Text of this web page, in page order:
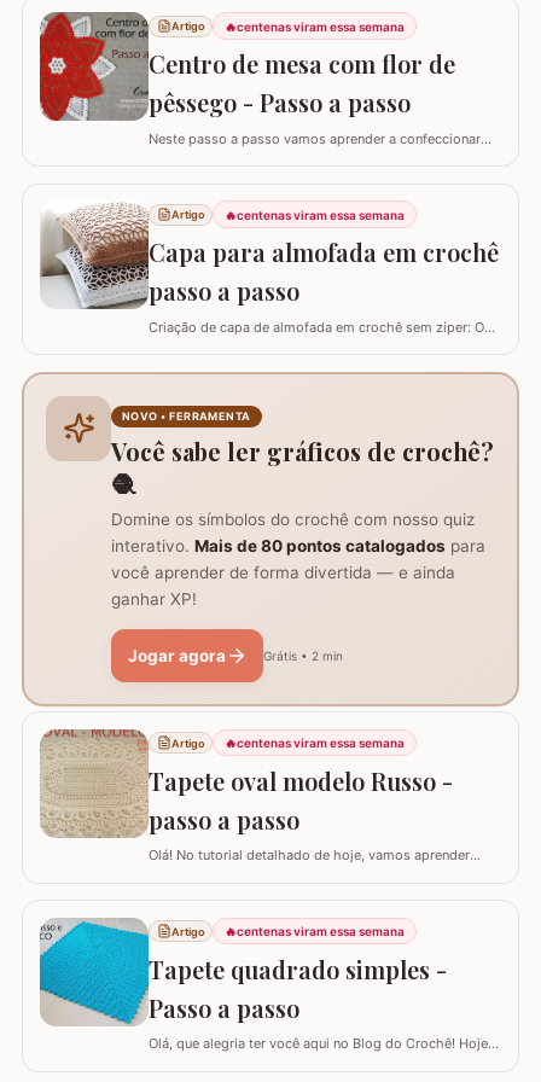
artesãos experientes ensina como criar uma peça
versátil que pode ser utilizada como toalhinha de copa,
decoração de móveis ou até mesmo como aplicação
em…
Artigo 🔥centenas viram essa semana
Centro de mesa com flor de
pêssego - Passo a passo
Neste passo a passo vamos aprender a confeccionar
utilizar esta flor sem relevo para que não atrapalhe se
precisar colocar algo em cima. Para este trabalho
utilizei os fios Duna da Círculo S.A. Você pode utilizar os
fios Barroco maxcolor, Barroco…
Artigo 🔥centenas viram essa semana
Capa para almofada em crochê
passo a passo
Criação de capa de almofada em crochê sem zíper: O
prática para lavar e versátil, usando crochê com fio de
Materiais necessários para o projeto: São
imprescindíveis fio de algodão nº6, agulha de…
NOVO • FERRAMENTA
Você sabe ler gráficos de crochê?
🧶
Domine os símbolos do crochê com nosso quiz
interativo. Mais de 80 pontos catalogados para
você aprender de forma divertida — e ainda
ganhar XP!
Jogar agora Grátis • 2 min
Artigo 🔥centenas viram essa semana
Tapete oval modelo Russo -
passo a passo
Olá! No tutorial detalhado de hoje, vamos aprender
RUSSO. Recentemente, postamos aqui no blog a versão
redonda deste modelo, e você pode conferir clicando
AQUI. Este é um trabalho clássico que combina com
vários ambientes e é uma excelente…
Artigo 🔥centenas viram essa semana
Tapete quadrado simples -
Passo a passo
Olá, que alegria ter você aqui no Blog do Crochê! Hoje